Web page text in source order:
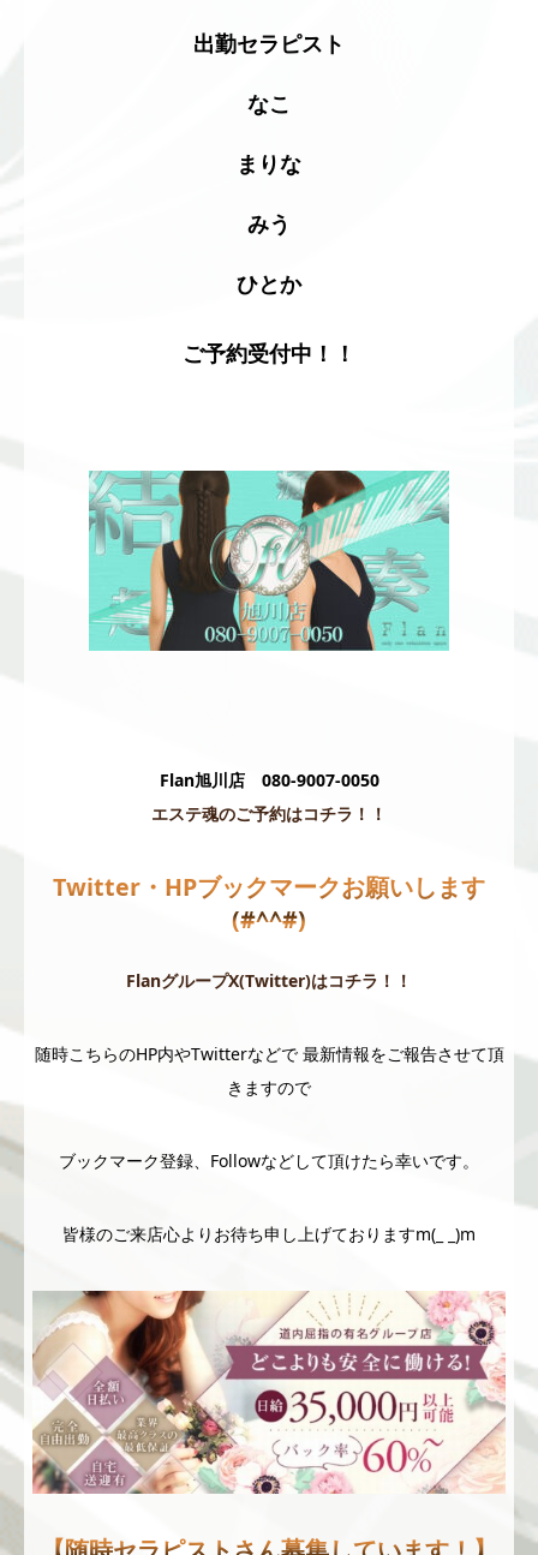
出勤セラピスト
なこ
まりな
みう
ひとか
ご予約受付中！！
Flan旭川店 080-9007-0050
エステ魂のご予約はコチラ！！
Twitter・HPブックマークお願いします
(#^^#)
FlanグループX(Twitter)はコチラ！！
随時こちらのHP内やTwitterなどで 最新情報をご報告させて頂
きますので
ブックマーク登録、Followなどして頂けたら幸いです。
皆様のご来店心よりお待ち申し上げておりますm(_ _)m